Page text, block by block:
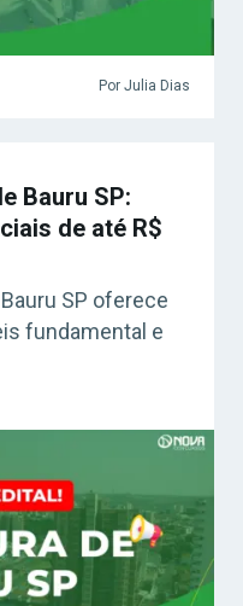
Por Julia Dias
Bauru SP:
de até R$
SP oferece
fundamental e